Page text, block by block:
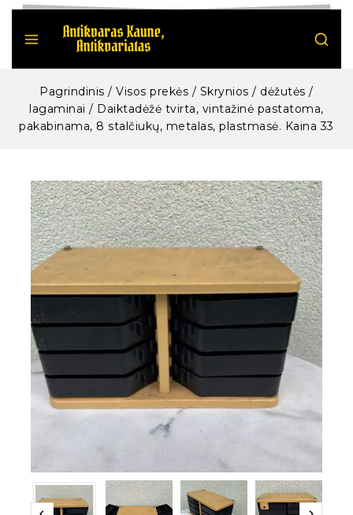
Pagrindinis / Visos prekės / Skrynios / dėžutės /
lagaminai / Daiktadėžė tvirta, vintažinė pastatoma,
pakabinama, 8 stalčiukų, metalas, plastmasė. Kaina 33